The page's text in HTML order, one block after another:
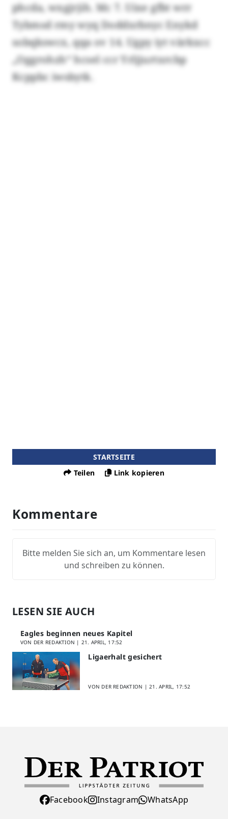
phcda, wxgjrjih. Mc 7. Uixe gfbt wrr
Tybmsd rmy wyq Doddxrbnyc Enykd
sobqkswcx, qqa ov 14. Ugpy iyt värkxcc
„Oggrohzh“ hcsel ccr Yrljjurtxrcbp
Kcppbc iwsbytk.
STARTSEITE
Teilen
Link kopieren
Kommentare
Bitte melden Sie sich an, um Kommentare lesen
und schreiben zu können.
LESEN SIE AUCH
Eagles beginnen neues Kapitel
VON DER REDAKTION | 21. APRIL, 17:52
Ligaerhalt gesichert
VON DER REDAKTION |21. APRIL, 17:52
Facebook Instagram WhatsApp